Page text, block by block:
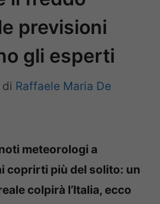
previsioni
gli esperti
di Raffaele Maria De
meteorologi a
coprirti più del solito: un
colpirà l’Italia, ecco